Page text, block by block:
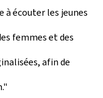
écouter les jeunes
femmes et des
afin de